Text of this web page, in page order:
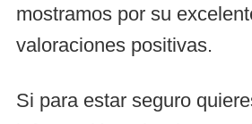
mostramos por su
valoraciones positivas.
Si para estar seguro